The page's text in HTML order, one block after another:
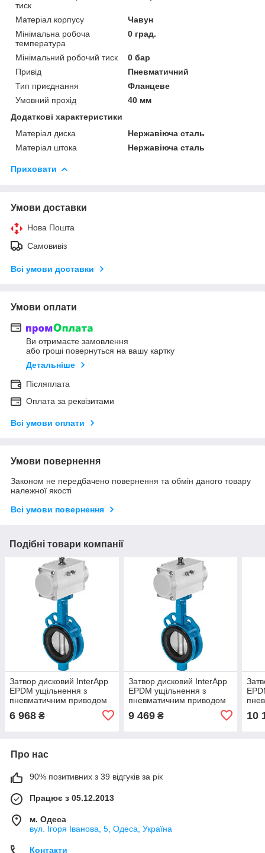
тиск
Матеріал корпусу
Чавун
Мінімальна робоча
температура
0 град.
Мінімальний робочий тиск
0 бар
Привід
Пневматичний
Тип приєднання
Фланцеве
Умовний прохід
40 мм
Додаткові характеристики
Матеріал диска
Нержавіюча сталь
Матеріал штока
Нержавіюча сталь
Приховати
Умови доставки
Нова Пошта
Самовивіз
Всі умови доставки
Умови оплати
Ви отримаєте замовлення
або гроші повернуться на вашу картку
Детальніше
Післяплата
Оплата за реквізитами
Всі умови оплати
Умови повернення
Законом не передбачено повернення та обмін даного товару
належної якості
Всі умови повернення
Подібні товари компанії
Затвор дисковий InterApp
EPDM ущільнення з
пневматичним приводом
D10025.33-2KR.41.4C0.E
6 968 ₴
Затвор дисковий InterApp
EPDM ущільнення з
пневматичним приводом
D10050.33-2KR.41.4C0.E
9 469₴ 10
Про нас
90% позитивних з 39 відгуків за рік
Працює з 05.12.2013
м. Одеса
вул. Ігоря Іванова, 5, Одеса, Україна
Контакти